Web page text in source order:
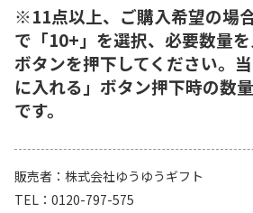
※11点以上、ご購入希望の場
で「10+」を選択、必要数量を
ボタンを押下してください。
に入れる」ボタン押下時の数
です。
販売者
株式会社ゆうゆうギフト
TEL
0120-797-575